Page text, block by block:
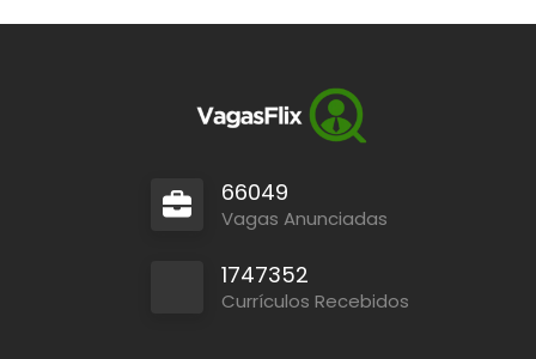
66049
Vagas Anunciadas
1747352
Currículos Recebidos